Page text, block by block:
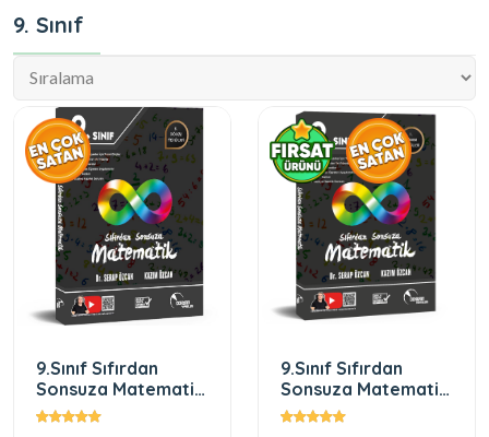
9. Sınıf
9.Sınıf Sıfırdan
Sonsuza Matematik
2.Dönem Fasikülü
9.Sınıf Sıfırdan
Sonsuza Matematik
1.Dönem Fasikülü